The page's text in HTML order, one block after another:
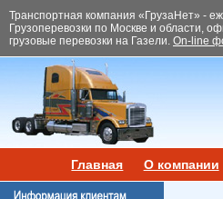
Транспортная компания «ГрузаНет» -
Грузоперевозки по Москве и области,
грузовые перевозки на Газели. On-line
Главная О компании